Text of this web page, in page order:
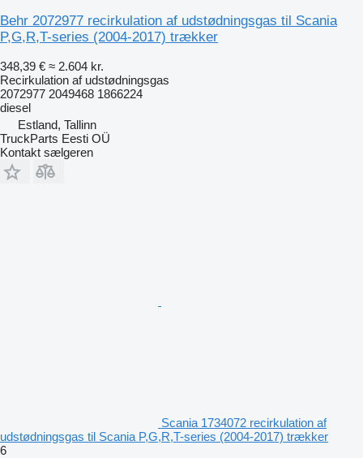
Behr 2072977 recirkulation af udstødningsgas til Scania
P,G,R,T-series (2004-2017) trækker
348,39 € ≈ 2.604 kr.
Recirkulation af udstødningsgas
2072977 2049468 1866224
diesel
Estland, Tallinn
TruckParts Eesti OÜ
Kontakt sælgeren
Scania 1734072 recirkulation af
udstødningsgas til Scania P,G,R,T-series (2004-2017) trækker
6